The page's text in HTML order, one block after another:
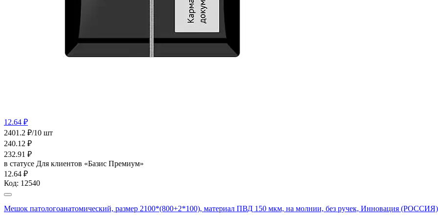
12.64 ₽
2401.2 ₽/10 шт
240.12 ₽
232.91 ₽
в статусе Для клиентов «Базис Премиум»
12.64 ₽
Код: 12540
Мешок патологоанатомический, размер 2100*(800+2*100), материал ПВД 150 мкм, на молнии, без ручек, Инновация